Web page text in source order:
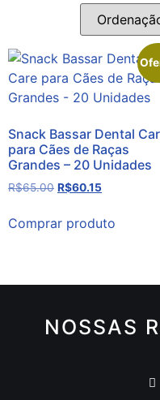
Snack Bassar Dental
para Cães de Raças
Grandes – 20 Unidades
R$65.00 R$60.15
Comprar produto
NOSSAS